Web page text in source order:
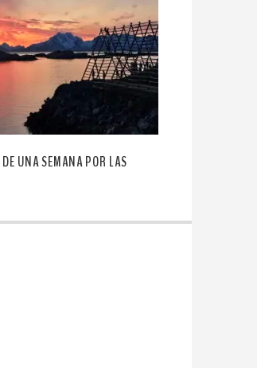
UNA SEMANA POR LAS